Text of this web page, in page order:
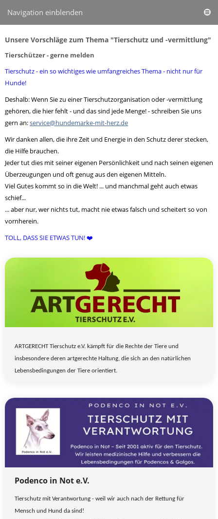
Navigation einblenden
Unsere Vorschläge zum Thema "Tierschutz und -vermittlung"
Tierschützer - gerne melden
Tierschutz - ein so wichtiges wie umfangreiches Thema - nicht nur für
Hunde!
Deshalb: Wenn Sie zu einer Tierschutzorganisation oder -vermittlung
gehören, die hier fehlt - und das sind jede Menge! - schreiben Sie uns
gern an:service@hundemarke-mit-herz.de
Wir danken allen, die ihre Zeit und Energie in den Schutz derer stecken,
die Hilfe brauchen.
Jeder tut dies mit seiner eigenen Persönlichkeit und nach seinen eigenen
Überzeugungen und oft genug aus den eigenen Mitteln.
Viel Gutes kommt so in die Welt! ... und manchmal geht auch etwas
schief...
... aber nur, wer nichts tut, macht nie etwas falsch und scheitert so von
vornherein.
TOLL, DASS SIE ETWAS TUN! ❤️
ARTGERECHT Tierschutz e.V. kämpft für die Rechte der Tiere und
insbesondere deren artgerechte Haltung, die sich an den natürlichen
Lebensbedingungen der Tiere orientiert.
Podenco in Not e.V.
Tierschutz mit Verantwortung - weil wir auch nach der Rettung für
Mensch und Hund da sind!